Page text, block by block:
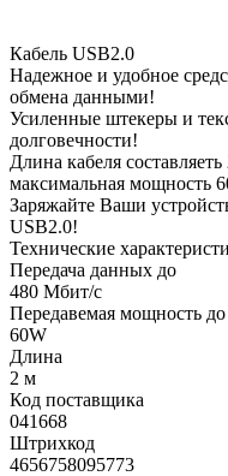
Кабель USB2.0
Надежное и удобное
обмена данными!
Усиленные штекеры и
долговечности!
Длина кабеля
максимальная мощность
Заряжайте Ваши
USB2.0!
Технические
Передача данных до
480 Мбит/с
Передавемая мощность до
60W
Длина
2 м
Код поставщика
041668
Штрихкод
4656758095773